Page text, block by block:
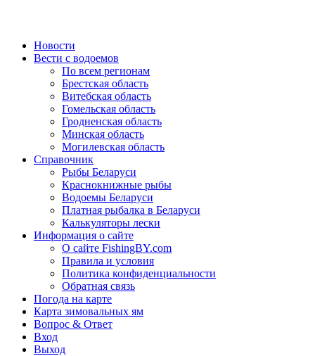
Новости
Вести с водоемов
По всем регионам
Брестская область
Витебская область
Гомельская область
Гродненская область
Минская область
Могилевская область
Справочник
Рыбы Беларуси
Краснокнижные рыбы
Водоемы Беларуси
Платная рыбалка в Беларуси
Калькуляторы лески
Информация о сайте
О сайте FishingBY.com
Правила и условия
Политика конфиденциальности
Обратная связь
Погода на карте
Карта зимовальных ям
Вопрос & Ответ
Вход
Выход